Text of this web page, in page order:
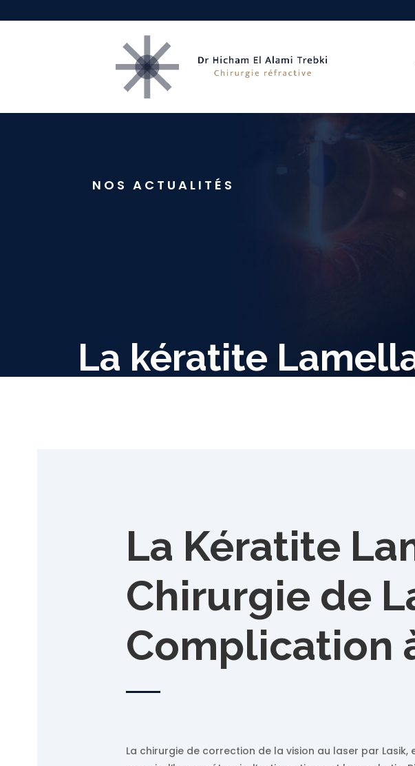
NOS ACTUALITÉS
La kératite
La Kératite
Chirurgie de
Complication
La chirurgie de correction de la vision au laser par